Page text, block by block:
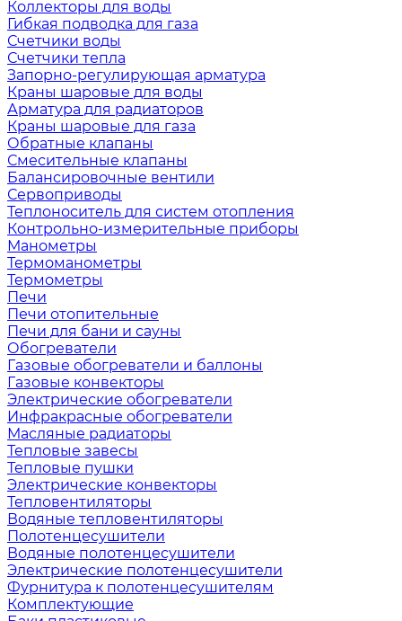
Коллекторы для воды
Гибкая подводка для газа
Счетчики воды
Счетчики тепла
Запорно-регулирующая арматура
Краны шаровые для воды
Арматура для радиаторов
Краны шаровые для газа
Обратные клапаны
Смесительные клапаны
Балансировочные вентили
Сервоприводы
Теплоноситель для систем отопления
Контрольно-измерительные приборы
Манометры
Термоманометры
Термометры
Печи
Печи отопительные
Печи для бани и сауны
Обогреватели
Газовые обогреватели и баллоны
Газовые конвекторы
Электрические обогреватели
Инфракрасные обогреватели
Масляные радиаторы
Тепловые завесы
Тепловые пушки
Электрические конвекторы
Тепловентиляторы
Водяные тепловентиляторы
Полотенцесушители
Водяные полотенцесушители
Электрические полотенцесушители
Фурнитура к полотенцесушителям
Комплектующие